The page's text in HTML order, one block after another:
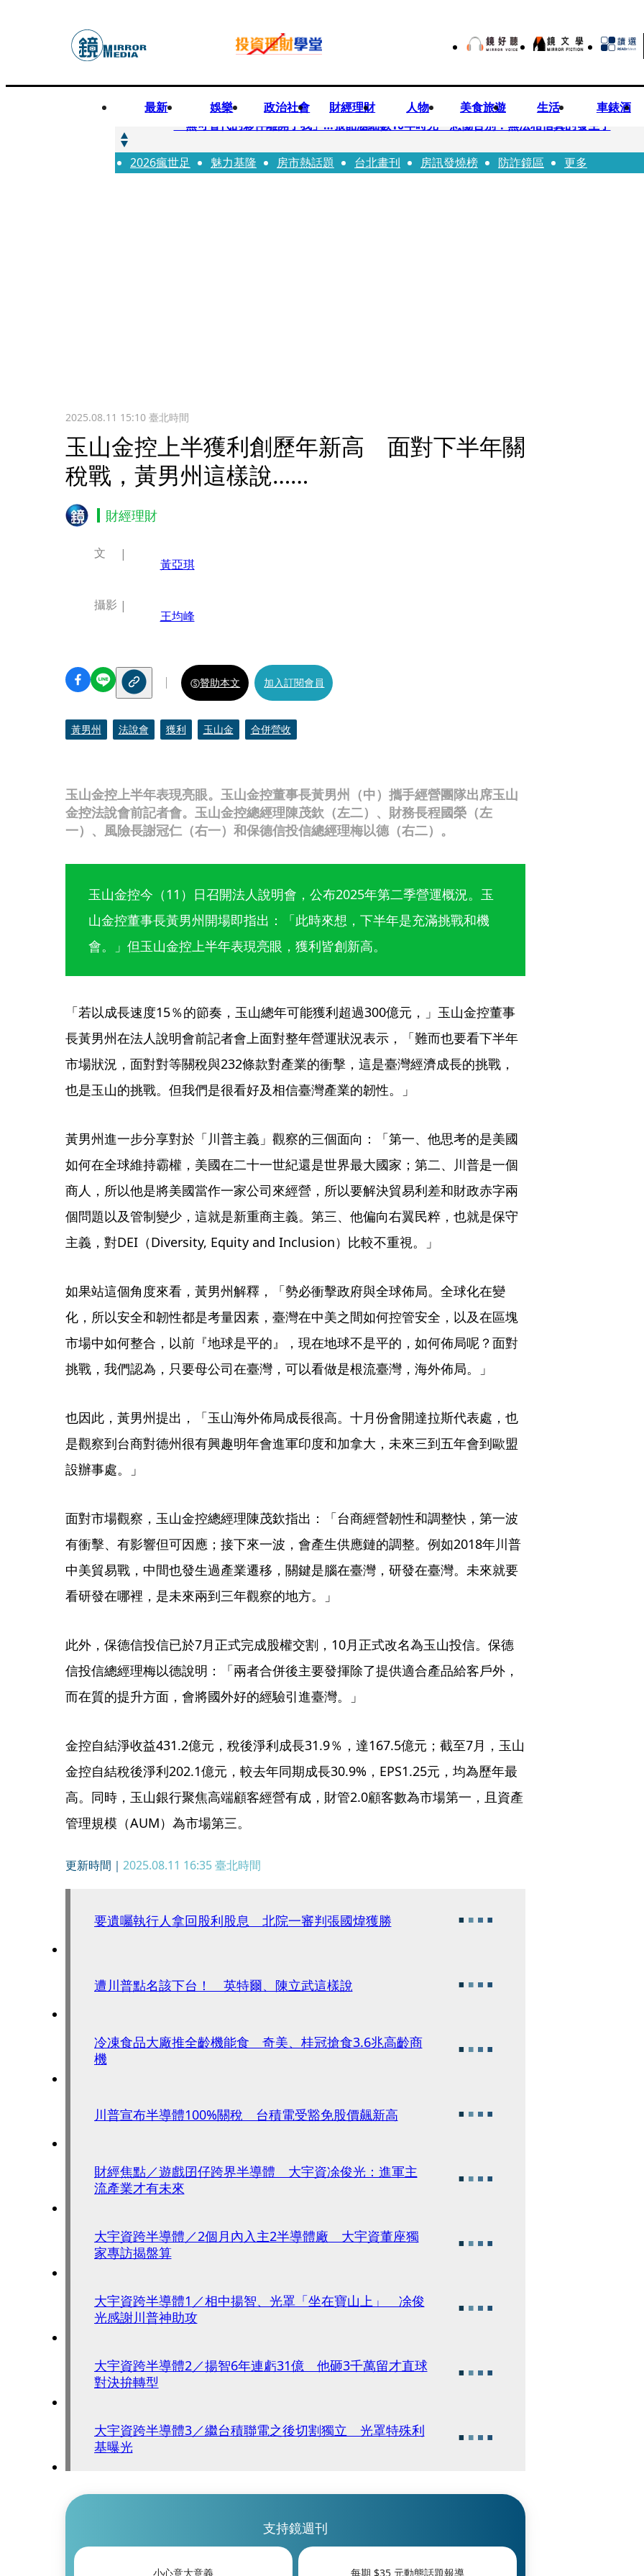
最新 娛樂 政治社會 財經理財 人物 美食旅遊 生活 車錶酒
快訊
「無可替代的夥伴離開了我」…張韶涵細數10年時光 悲慟告別：無法相信真的發生了
快訊
扯「郭台銘也找我」！美女律師詐慈濟10億買BNT 郭董親自具狀打臉
2026瘋世足 魅力基隆 房市熱話題 台北畫刊 房訊發燒榜 防詐鏡區 更多
2025.08.11 15:10臺北時間
玉山金控上半獲利創歷年新高 面對下半年關
稅戰，黃男州這樣說……
財經理財
玉山金控上半年表現亮眼。玉山金控董事長黃男州（中）攜手經營團隊出席玉山
金控法說會前記者會。玉山金控總經理陳茂欽（左二）、財務長程國榮（左
一）、風險長謝冠仁（右一）和保德信投信總經理梅以德（右二）。
文
黃亞琪
攝影
王均峰
贊助本文 加入訂閱會員
黃男州 法說會 獲利 玉山金 合併營收
玉山金控今（11）日召開法人說明會，公布2025年第二季營運概況。玉
山金控董事長黃男州開場即指出：「此時來想，下半年是充滿挑戰和機
會。」但玉山金控上半年表現亮眼，獲利皆創新高。
「若以成長速度15％的節奏，玉山總年可能獲利超過300億元，」玉山金控董事
長黃男州在法人說明會前記者會上面對整年營運狀況表示，「難而也要看下半年
市場狀況，面對對等關稅與232條款對產業的衝擊，這是臺灣經濟成長的挑戰，
也是玉山的挑戰。但我們是很看好及相信臺灣產業的韌性。」
黃男州進一步分享對於「川普主義」觀察的三個面向：「第一、他思考的是美國
如何在全球維持霸權，美國在二十一世紀還是世界最大國家；第二、川普是一個
商人，所以他是將美國當作一家公司來經營，所以要解決貿易利差和財政赤字兩
個問題以及管制變少，這就是新重商主義。第三、他偏向右翼民粹，也就是保守
主義，對DEI（Diversity, Equity and Inclusion）比較不重視。」
如果站這個角度來看，黃男州解釋，「勢必衝擊政府與全球佈局。全球化在變
化，所以安全和韌性都是考量因素，臺灣在中美之間如何控管安全，以及在區塊
市場中如何整合，以前『地球是平的』，現在地球不是平的，如何佈局呢？面對
挑戰，我們認為，只要母公司在臺灣，可以看做是根流臺灣，海外佈局。」
也因此，黃男州提出，「玉山海外佈局成長很高。十月份會開達拉斯代表處，也
是觀察到台商對德州很有興趣明年會進軍印度和加拿大，未來三到五年會到歐盟
設辦事處。」
面對市場觀察，玉山金控總經理陳茂欽指出：「台商經營韌性和調整快，第一波
有衝擊、有影響但可因應；接下來一波，會產生供應鏈的調整。例如2018年川普
中美貿易戰，中間也發生過產業遷移，關鍵是腦在臺灣，研發在臺灣。未來就要
看研發在哪裡，是未來兩到三年觀察的地方。」
此外，保德信投信已於7月正式完成股權交割，10月正式改名為玉山投信。保德
信投信總經理梅以德說明：「兩者合併後主要發揮除了提供適合產品給客戶外，
而在質的提升方面，會將國外好的經驗引進臺灣。」
金控自結淨收益431.2億元，稅後淨利成長31.9％，達167.5億元；截至7月，玉山
金控自結稅後淨利202.1億元，較去年同期成長30.9%，EPS1.25元，均為歷年最
高。同時，玉山銀行聚焦高端顧客經營有成，財管2.0顧客數為市場第一，且資產
管理規模（AUM）為市場第三。
更新時間｜ 2025.08.11 16:35臺北時間
要遺囑執行人拿回股利股息 北院一審判張國煒獲勝
遭川普點名該下台！ 英特爾、陳立武這樣說
冷凍食品大廠推全齡機能食 奇美、桂冠搶食3.6兆高齡商
機
川普宣布半導體100%關稅 台積電受豁免股價飆新高
財經焦點／遊戲囝仔跨界半導體 大宇資凃俊光：進軍主
流產業才有未來
大宇資跨半導體／2個月內入主2半導體廠 大宇資董座獨
家專訪揭盤算
大宇資跨半導體1／相中揚智、光罩「坐在寶山上」 凃俊
光感謝川普神助攻
大宇資跨半導體2／揚智6年連虧31億 他砸3千萬留才直球
對決拚轉型
大宇資跨半導體3／繼台積聯電之後切割獨立 光罩特殊利
基曝光
支持鏡週刊
小心意大意義 每期 $35元動態話題報導